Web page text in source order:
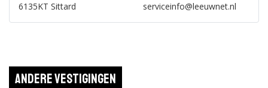
6135KT Sittard
serviceinfo@leeuwnet.nl
Andere vestigingen